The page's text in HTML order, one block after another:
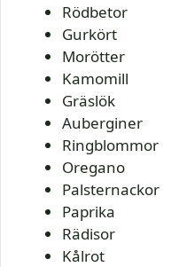
Rödbetor
Gurkört
Morötter
Kamomill
Gräslök
Auberginer
Ringblommor
Oregano
Palsternackor
Paprika
Rädisor
Kålrot